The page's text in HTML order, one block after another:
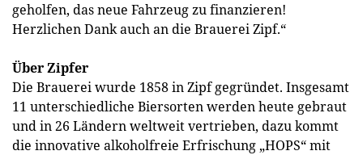
geholfen, das neue Fahrzeug zu finanzieren!
Herzlichen Dank auch an die Brauerei Zipf.“
Über Zipfer
Die Brauerei wurde 1858 in Zipf gegründet. Insgesamt
11 unterschiedliche Biersorten werden heute gebraut
und in 26 Ländern weltweit vertrieben, dazu kommt
die innovative alkoholfreie Erfrischung „HOPS“ mit